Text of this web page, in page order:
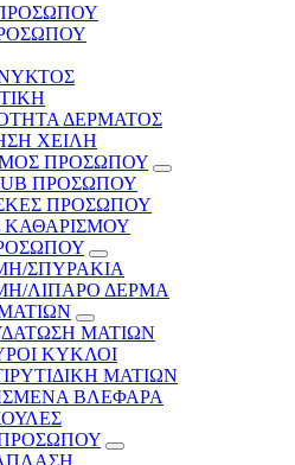
ΔΕΡΜΑΤΟΣ
ΧΕΙΛΗ
ΠΡΟΣΩΠΟΥ
ΠΡΟΣΩΠΟΥ
ΠΡΟΣΩΠΟΥ
ΚΑΘΑΡΙΣΜΟΥ
ΣΠΥΡΑΚΙΑ
ΛΙΠΑΡΟ ΔΕΡΜΑ
ΜΑΤΙΩΝ
ΚΥΚΛΟΙ
ΜΑΤΙΩΝ
ΒΛΕΦΑΡΑ